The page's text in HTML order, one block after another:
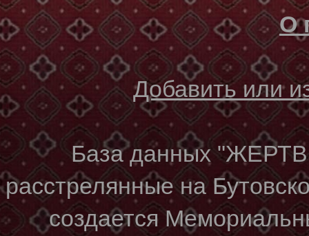
О
Добавить или
База данных
расстрелянные на
создается